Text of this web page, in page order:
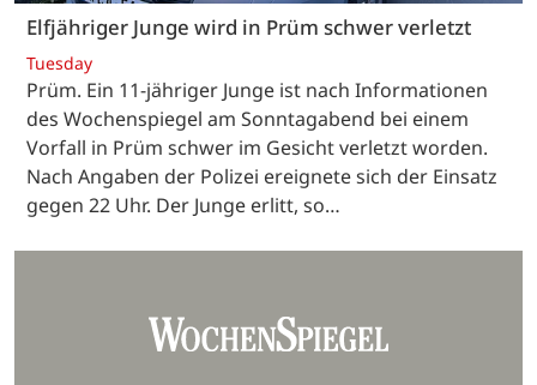
Elfjähriger Junge wird in Prüm schwer verletzt
Tuesday
Prüm. Ein 11-jähriger Junge ist nach Informationen
des Wochenspiegel am Sonntagabend bei einem
Vorfall in Prüm schwer im Gesicht verletzt worden.
Nach Angaben der Polizei ereignete sich der Einsatz
gegen 22 Uhr. Der Junge erlitt, so…